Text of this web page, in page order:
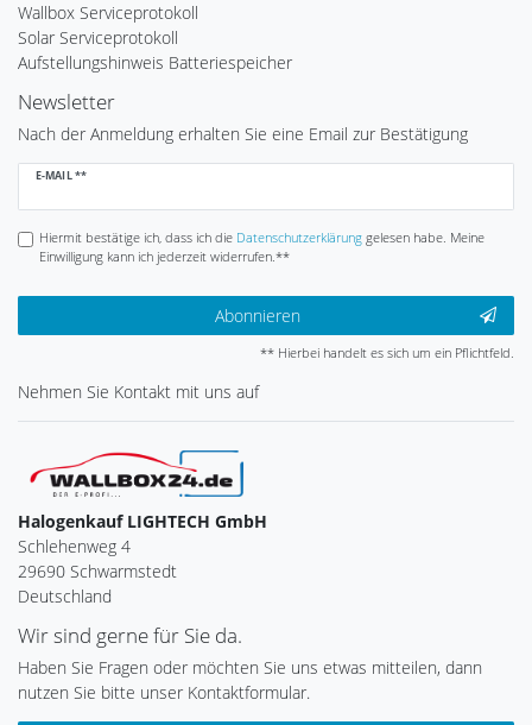
Wallbox Serviceprotokoll
Solar Serviceprotokoll
Aufstellungshinweis Batteriespeicher
Newsletter
Nach der Anmeldung erhalten Sie eine Email zur Bestätigung
E-MAIL **
Newsletter
Hiermit bestätige ich, dass ich die Daten­schutz­erklärunggelesen habe. Meine
Einwilligung kann ich jederzeit widerrufen.**
Abonnieren
** Hierbei handelt es sich um ein Pflichtfeld.
Nehmen Sie Kontakt mit uns auf
Halogenkauf LIGHTECH GmbH
Schlehenweg 4
29690 Schwarmstedt
Deutschland
Wir sind gerne für Sie da.
Haben Sie Fragen oder möchten Sie uns etwas mitteilen, dann
nutzen Sie bitte unser Kontaktformular.